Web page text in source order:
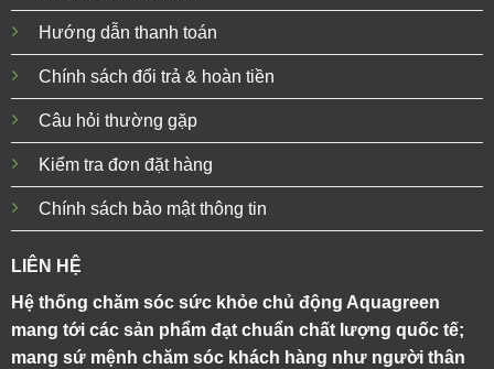
Hướng dẫn thanh toán
Chính sách đổi trả & hoàn tiền
Câu hỏi thường gặp
Kiểm tra đơn đặt hàng
Chính sách bảo mật thông tin
LIÊN HỆ
Hệ thống chăm sóc sức khỏe chủ động Aquagreen
mang tới các sản phẩm đạt chuẩn chất lượng quốc tế;
mang sứ mệnh chăm sóc khách hàng như người thân